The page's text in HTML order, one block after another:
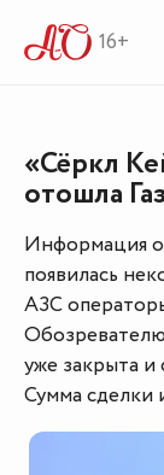
16+
«Сёркл
отошла
Информация о
появилась
АЗС
уже закрыта и
Сумма сделки